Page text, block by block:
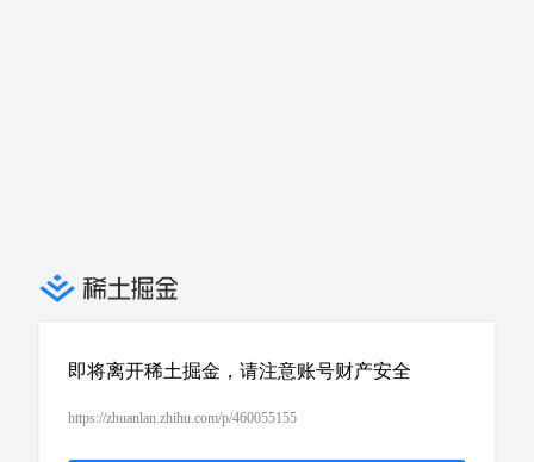
即将离开稀土掘金，请注意账号财产安全
https://zhuanlan.zhihu.com/p/460055155